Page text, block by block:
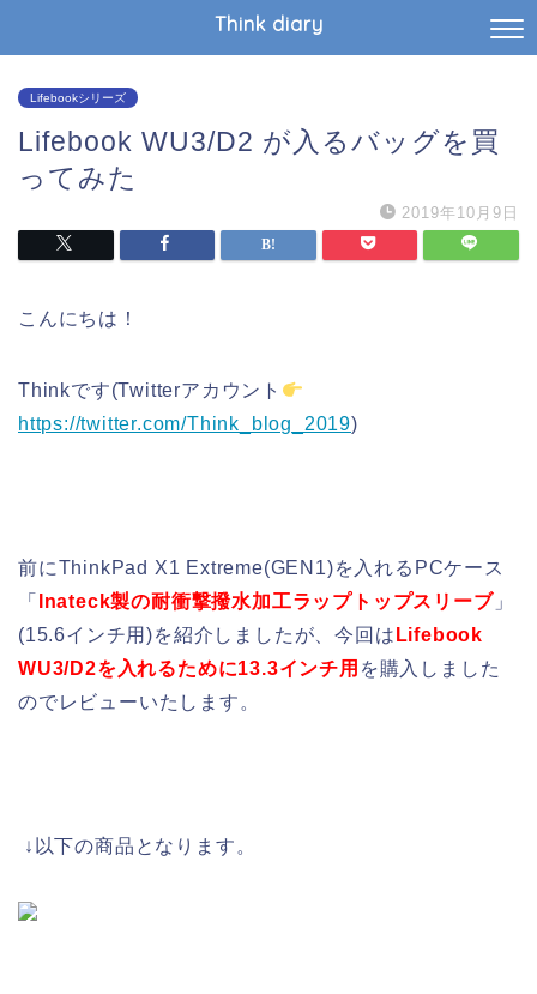
Think diary
Lifebookシリーズ
Lifebook WU3/D2 が入るバッグを買
ってみた
2019年10月9日
こんにちは！
Thinkです(Twitterアカウント
https://twitter.com/Think_blog_2019)
前にThinkPad X1 Extreme(GEN1)を入れるPCケース
「
Inateck製の耐衝撃撥水加工ラップトップスリーブ」
(15.6インチ用)を紹介しましたが、今回は Lifebook
WU3/D2を入れるために13.3インチ用 を購入しました
のでレビューいたします。
↓以下の商品となります。